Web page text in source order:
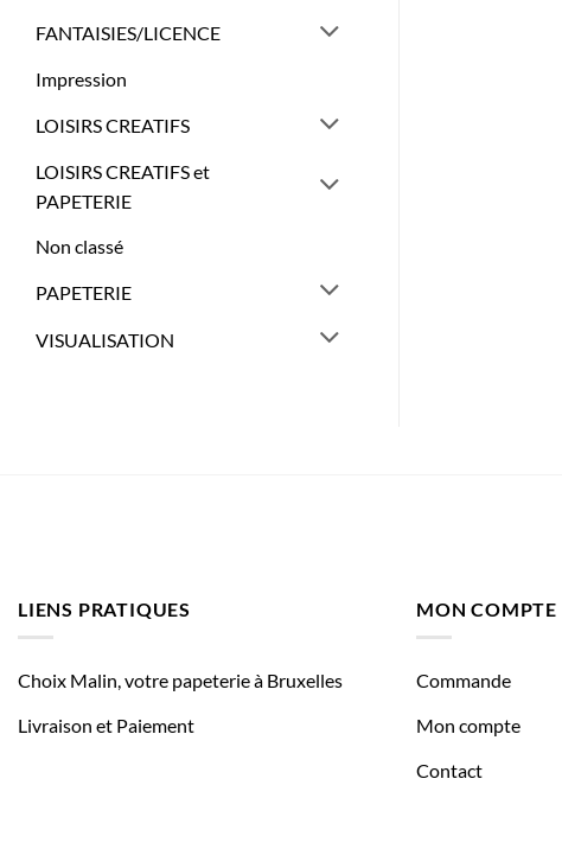
FANTAISIES/LICENCE
Impression
LOISIRS CREATIFS
LOISIRS CREATIFS et
PAPETERIE
Non classé
PAPETERIE
VISUALISATION
LIENS PRATIQUES
Choix Malin, votre papeterie à Bruxelles
Livraison et Paiement
MON COMPTE
Commande
Mon compte
Contact